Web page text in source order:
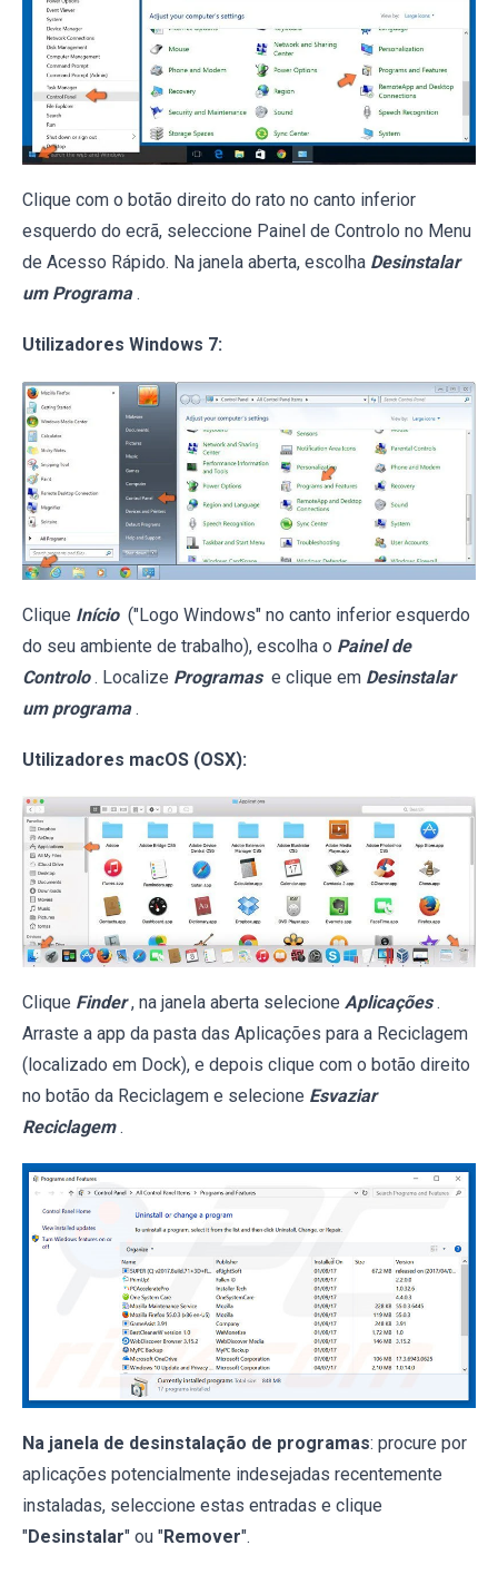
Clique com o botão direito do rato no canto inferior
esquerdo do ecrã, seleccione Painel de Controlo no Menu
de Acesso Rápido. Na janela aberta, escolha Desinstalar
um Programa .
Utilizadores Windows 7:
Clique Início ("Logo Windows" no canto inferior esquerdo
do seu ambiente de trabalho), escolha o Painel de
Controlo . Localize Programas e clique em Desinstalar
um programa .
Utilizadores macOS (OSX):
Clique Finder , na janela aberta selecione Aplicações .
Arraste a app da pasta das Aplicações para a Reciclagem
(localizado em Dock), e depois clique com o botão direito
no botão da Reciclagem e selecione Esvaziar
Reciclagem .
Na janela de desinstalação de programas: procure por
aplicações potencialmente indesejadas recentemente
instaladas, seleccione estas entradas e clique
"Desinstalar" ou "Remover".